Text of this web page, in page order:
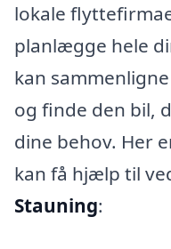
lokale
planlægge hele
kan
og finde den bil,
dine behov. Her
kan få hjælp til
Stauning: